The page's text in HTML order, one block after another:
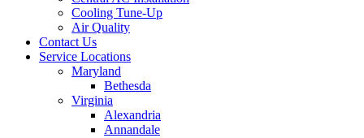
Cooling Tune-Up
Air Quality
Contact Us
Service Locations
Maryland
Bethesda
Virginia
Alexandria
Annandale